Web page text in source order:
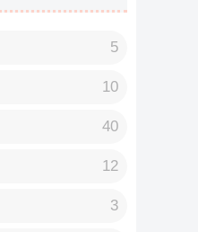
5
10
40
12
3